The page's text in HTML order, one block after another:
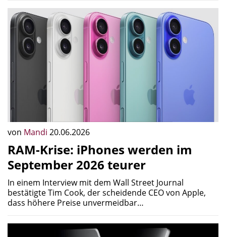
von Mandi 20.06.2026
RAM-Krise: iPhones werden im
September 2026 teurer
In einem Interview mit dem Wall Street Journal
bestätigte Tim Cook, der scheidende CEO von Apple,
dass höhere Preise unvermeidbar…